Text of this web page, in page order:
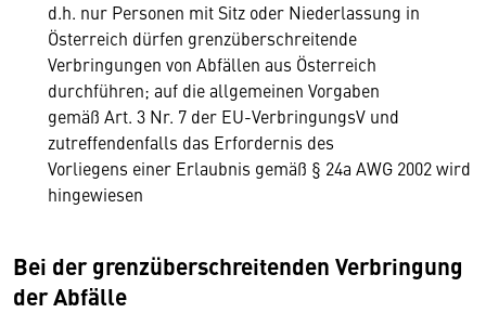
d.h. nur Personen mit Sitz oder Niederlassung in
Österreich dürfen grenzüberschreitende
Verbringungen von Abfällen aus Österreich
durchführen; auf die allgemeinen Vorgaben
gemäß Art. 3 Nr. 7 der EU-VerbringungsV und
zutreffendenfalls das Erfordernis des
Vorliegens einer Erlaubnis gemäß § 24a AWG 2002 wird
hingewiesen
Bei der grenzüberschreitenden Verbringung
der Abfälle